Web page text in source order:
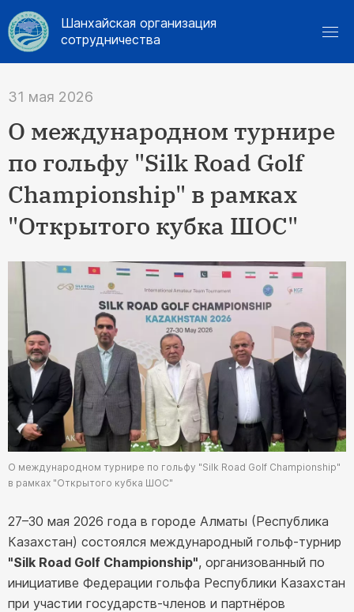
Шанхайская организация
сотрудничества
31 мая 2026
О международном турнире
по гольфу "Silk Road Golf
Championship" в рамках
"Открытого кубка ШОС"
О международном турнире по гольфу "Silk Road Golf Championship"
в рамках "Открытого кубка ШОС"
27–30 мая 2026 года в городе Алматы (Республика
Казахстан) состоялся международный гольф-турнир
"Silk Road Golf Championship", организованный по
инициативе Федерации гольфа Республики Казахстан
при участии государств-членов и партнёров